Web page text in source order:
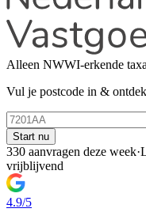
Alleen NWWI-erkende
Vul je postcode in &
Start nu
330 aanvragen deze week·
vrijblijvend
4.9/5